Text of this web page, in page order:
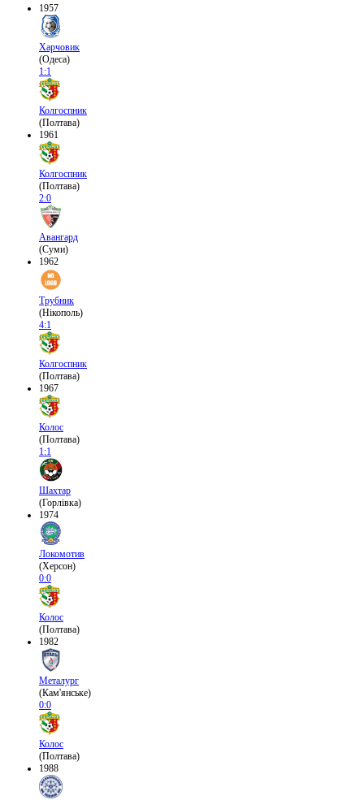
1957
Харчовик
(Одеса)
1:1
Колгоспник
(Полтава)
1961
Колгоспник
(Полтава)
2:0
Авангард
(Суми)
1962
Трубник
(Нікополь)
4:1
Колгоспник
(Полтава)
1967
Колос
(Полтава)
1:1
Шахтар
(Горлівка)
1974
Локомотив
(Херсон)
0:0
Колос
(Полтава)
1982
Металург
(Кам'янське)
0:0
Колос
(Полтава)
1988